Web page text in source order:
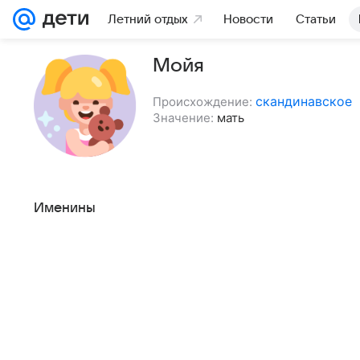
Летний отдых Новости Статьи
Мойя
Происхождение: скандинавское
Значение: мать
Именины